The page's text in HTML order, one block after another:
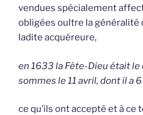
vendues spécialement
obligées oultre la généralité
ladite acquéreure,
en 1633 la Fête-Dieu était
sommes le 11 avril, dont il a
ce qu’ils ont accepté et à